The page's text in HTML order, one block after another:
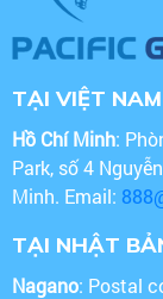
TẠI VIỆT NAM
Hồ Chí Minh:
Park, số 4
Minh. Email:
TẠI NHẬT
Nagano: Postal